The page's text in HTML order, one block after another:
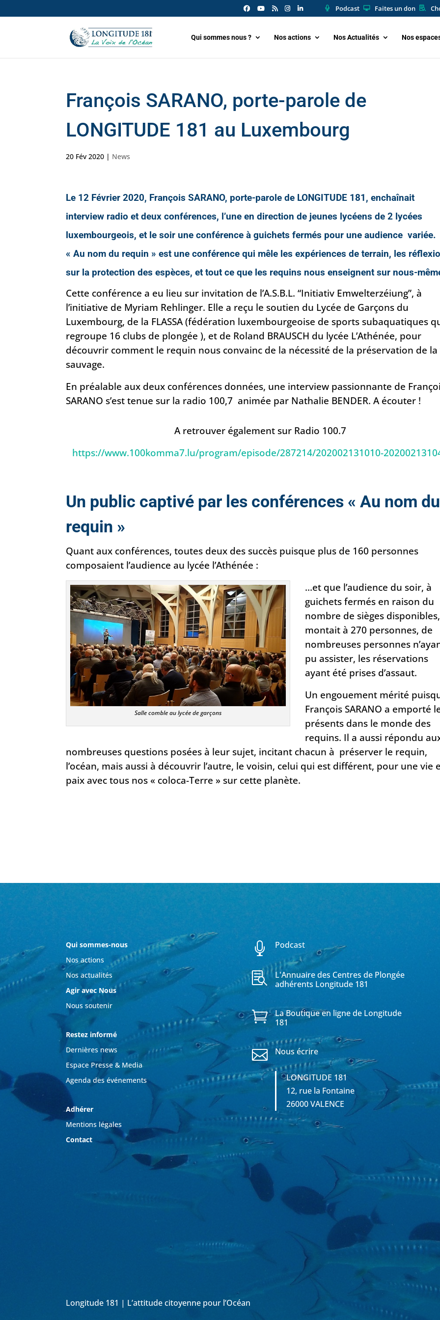
Podcast Faites un don
Qui sommes nous ? Nos actions Nos Actualités Nos
François SARANO, porte-parole de
LONGITUDE 181 au Luxembourg
20 Fév 2020 | News
Le 12 Février 2020, François SARANO, porte-parole de LONGITUDE 181, enchaînait
interview radio et deux conférences, l’une en direction de jeunes lycéens de 2 lycées
luxembourgeois, et le soir une conférence à guichets fermés pour une audience variée.
« Au nom du requin » est une conférence qui mêle les expériences de terrain, les
sur la protection des espèces, et tout ce que les requins nous enseignent sur nous-
Cette conférence a eu lieu sur invitation de l’A.S.B.L. “Initiativ Emwelterzéiung”, à
l’initiative de Myriam Rehlinger. Elle a reçu le soutien du Lycée de Garçons du
Luxembourg, de la FLASSA (fédération luxembourgeoise de sports subaquatiques
regroupe 16 clubs de plongée ), et de Roland BRAUSCH du lycée L’Athénée, pour
découvrir comment le requin nous convainc de la nécessité de la préservation de la
sauvage.
En préalable aux deux conférences données, une interview passionnante de
SARANO s’est tenue sur la radio 100,7 animée par Nathalie BENDER. A écouter !
A retrouver également sur Radio 100.7
https://www.100komma7.lu/program/episode/287214/202002131010-
Un public captivé par les conférences « Au nom du
requin »
Quant aux conférences, toutes deux des succès puisque plus de 160 personnes
composaient l’audience au lycée l’Athénée :
Salle comble au lycée de garçons
…et que l’audience du soir, à
guichets fermés en raison du
nombre de sièges
montait à 270 personnes, de
nombreuses personnes
pu assister, les réservations
ayant été prises d’assaut.
Un engouement mérité
François SARANO a emporté
présents dans le monde des
requins. Il a aussi répondu
nombreuses questions posées à leur sujet, incitant chacun à préserver le requin,
l’océan, mais aussi à découvrir l’autre, le voisin, celui qui est différent, pour une vie
paix avec tous nos « coloca-Terre » sur cette planète.
Qui sommes-nous
Nos actions
Nos actualités
Agir avec Nous
Nous soutenir
Restez informé
Dernières news
Espace Presse & Media
Agenda des événements
Adhérer
Mentions légales
Contact
 Podcast

L'Annuaire des Centres de Plongée
adhérents Longitude 181

La Boutique en ligne de Longitude
181
 Nous écrire
LONGITUDE 181
12, rue la Fontaine
26000 VALENCE
Longitude 181 | L’attitude citoyenne pour l’Océan